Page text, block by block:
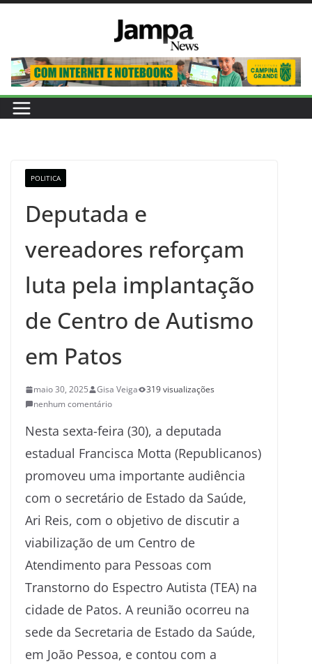
conteúdo
POLITICA
Deputada e
vereadores reforçam
luta pela implantação
de Centro de Autismo
em Patos
maio 30, 2025 Gisa Veiga
319 visualizações
nenhum comentário
Nesta sexta-feira (30), a deputada
estadual Francisca Motta (Republicanos)
promoveu uma importante audiência
com o secretário de Estado da Saúde,
Ari Reis, com o objetivo de discutir a
viabilização de um Centro de
Atendimento para Pessoas com
Transtorno do Espectro Autista (TEA) na
cidade de Patos. A reunião ocorreu na
sede da Secretaria de Estado da Saúde,
em João Pessoa, e contou com a